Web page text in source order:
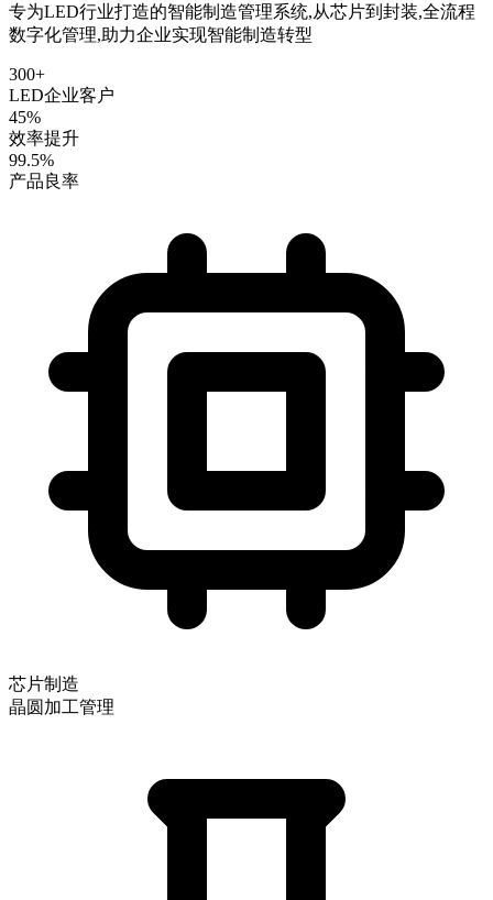
专为LED行业打造的智能制造管理系统,从芯片到封装,全流程
数字化管理,助力企业实现智能制造转型
300+
LED企业客户
45%
效率提升
99.5%
产品良率
芯片制造
晶圆加工管理